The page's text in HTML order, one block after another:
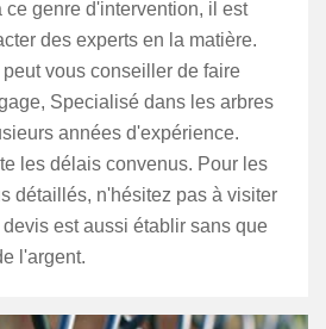
ce genre d'intervention, il est
des experts en la matière.
vous conseiller de faire
Specialisé dans les arbres
années d'expérience.
les délais convenus. Pour les
détaillés, n'hésitez pas à visiter
est aussi établir sans que
l'argent.